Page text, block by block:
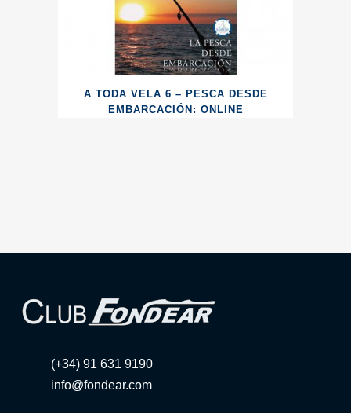
A TODA VELA 6 – PESCA DESDE
EMBARCACIÓN: ONLINE
(+34) 91 631 9190
info@fondear.com